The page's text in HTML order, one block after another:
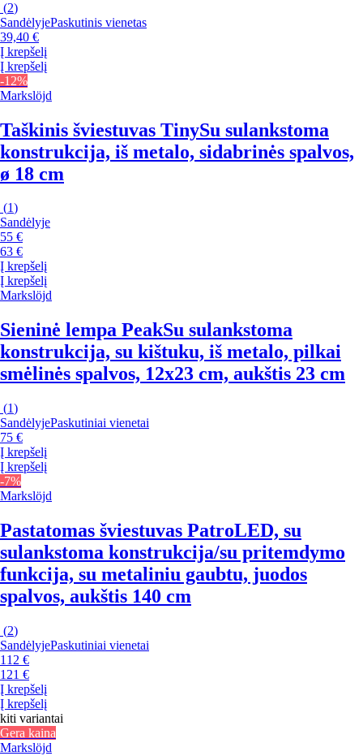
(2)
SandėlyjePaskutinis vienetas
39,40 €
Į krepšelį
Į krepšelį
-12%
Markslöjd
Taškinis šviestuvas TinySu sulankstoma
konstrukcija, iš metalo, sidabrinės spalvos,
ø 18 cm
(1)
Sandėlyje
55 €
63 €
Į krepšelį
Į krepšelį
Markslöjd
Sieninė lempa PeakSu sulankstoma
konstrukcija, su kištuku, iš metalo, pilkai
smėlinės spalvos, 12x23 cm, aukštis 23 cm
(1)
SandėlyjePaskutiniai vienetai
75 €
Į krepšelį
Į krepšelį
-7%
Markslöjd
Pastatomas šviestuvas PatroLED, su
sulankstoma konstrukcija/su pritemdymo
funkcija, su metaliniu gaubtu, juodos
spalvos, aukštis 140 cm
(2)
SandėlyjePaskutiniai vienetai
112 €
121 €
Į krepšelį
Į krepšelį
kiti variantai
Gera kaina
Markslöjd